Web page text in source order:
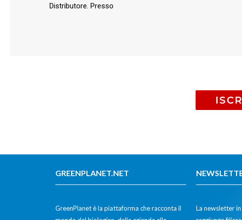
Distributore. Presso
GREENPLANET.NET
GreenPlanet è la piattaforma che racconta il
La newsletter